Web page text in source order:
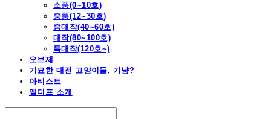
소품(0~10호)
중품(12~30호)
중대작(40~60호)
대작(80~100호)
특대작(120호~)
오브제
기묘한 대전 고양이들, 기냥?
아티스트
엘디프 소개